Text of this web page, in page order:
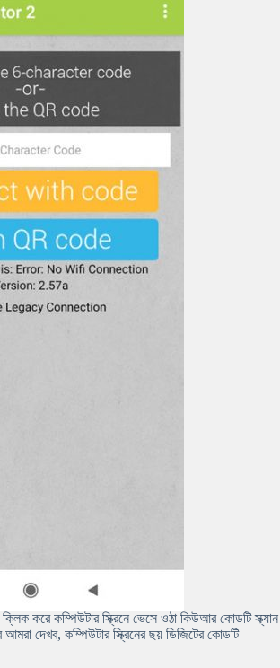
করে কম্পিউটার স্ক্রিনে ভেসে ওঠা কিউআর কোডটি স্ক্যান
দেখব, কম্পিউটার স্ক্রিনের ছয় ডিজিটের কোডটি